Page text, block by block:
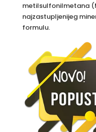
metilsulfonilmetana
najzastupljenijeg
formulu.